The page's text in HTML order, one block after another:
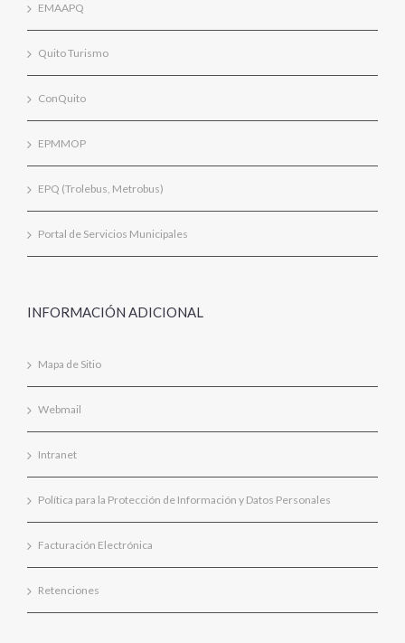
EMAAPQ
Quito Turismo
ConQuito
EPMMOP
EPQ (Trolebus, Metrobus)
Portal de Servicios Municipales
INFORMACIÓN ADICIONAL
Mapa de Sitio
Webmail
Intranet
Política para la Protección de Información y Datos Personales
Facturación Electrónica
Retenciones